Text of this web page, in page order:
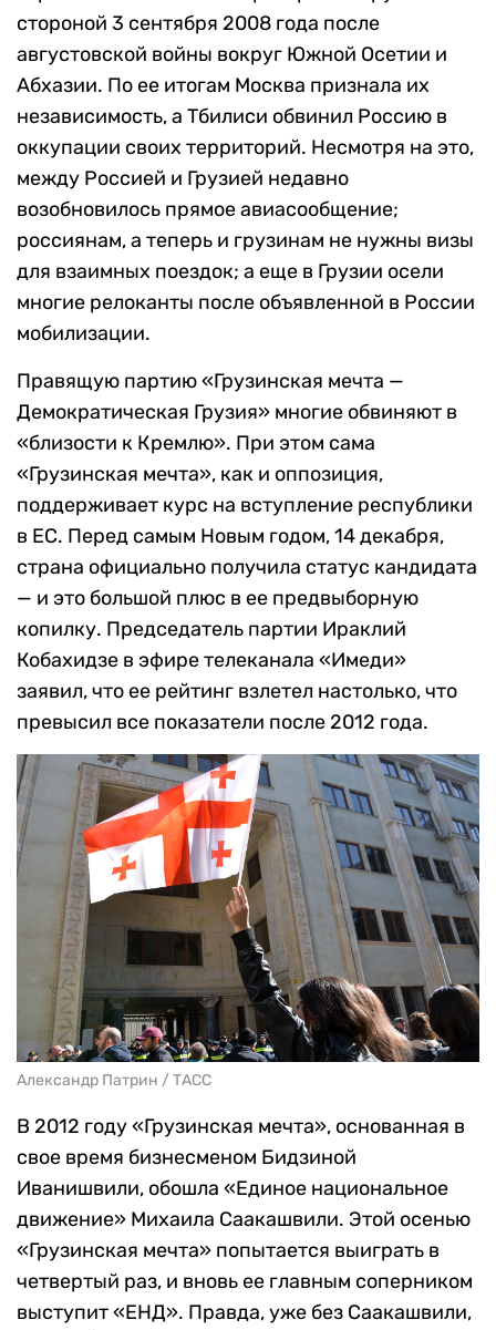
стороной 3 сентября 2008 года после
августовской войны вокруг Южной Осетии и
Абхазии. По ее итогам Москва признала их
независимость, а Тбилиси обвинил Россию в
оккупации своих территорий. Несмотря на это,
между Россией и Грузией недавно
возобновилось прямое авиасообщение;
россиянам, а теперь и грузинам не нужны визы
для взаимных поездок; а еще в Грузии осели
многие релоканты после объявленной в России
мобилизации.
Правящую партию «Грузинская мечта —
Демократическая Грузия» многие обвиняют в
«близости к Кремлю». При этом сама
«Грузинская мечта», как и оппозиция,
поддерживает курс на вступление республики
в ЕС. Перед самым Новым годом, 14 декабря,
страна официально получила статус кандидата
— и это большой плюс в ее предвыборную
копилку. Председатель партии Ираклий
Кобахидзе в эфире телеканала «Имеди»
заявил, что ее рейтинг взлетел настолько, что
превысил все показатели после 2012 года.
Александр Патрин / ТАСС
В 2012 году «Грузинская мечта», основанная в
свое время бизнесменом Бидзиной
Иванишвили, обошла «Единое национальное
движение» Михаила Саакашвили. Этой осенью
«Грузинская мечта» попытается выиграть в
четвертый раз, и вновь ее главным соперником
выступит «ЕНД». Правда, уже без Саакашвили,